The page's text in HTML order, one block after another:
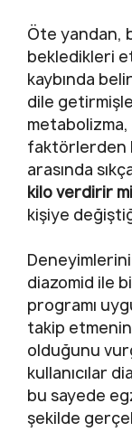
Öte yandan,
bekledikleri
kaybında
dile
faktörlerden
arasında
kilo verdirir mi
kişiye
Deneyimlerini
diazomid ile
programı
takip
olduğunu
kullanıcılar
bu sayede
şekilde